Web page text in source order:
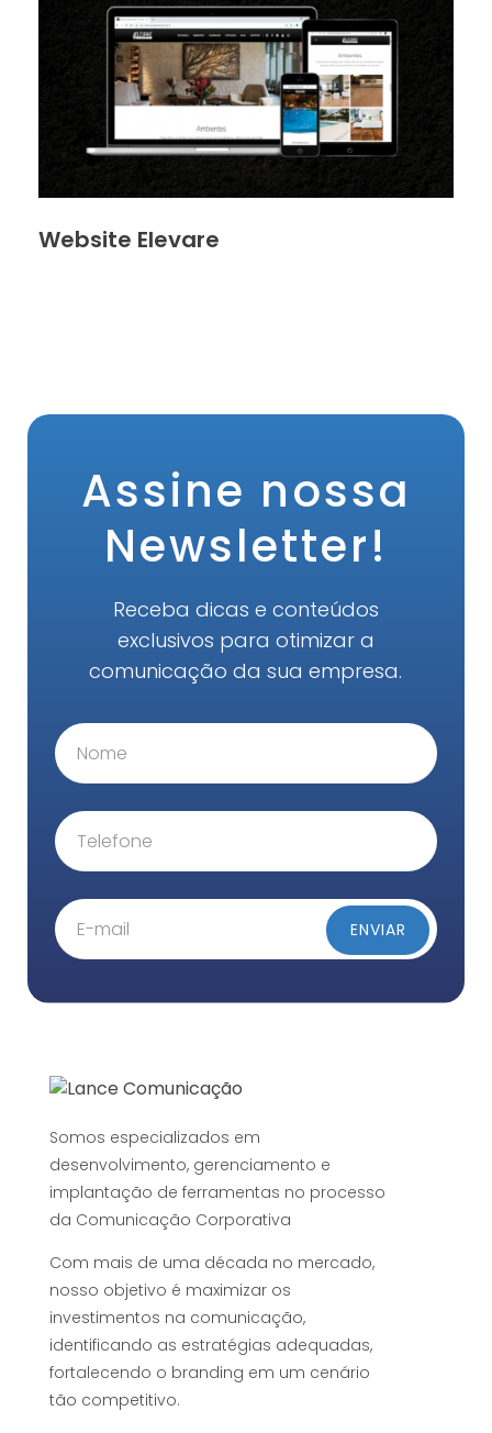
Website Elevare
Assine nossa
Newsletter!
Receba dicas e conteúdos
exclusivos para otimizar a
comunicação da sua empresa.
Somos especializados em
desenvolvimento, gerenciamento e
implantação de ferramentas no processo
da Comunicação Corporativa
Com mais de uma década no mercado,
nosso objetivo é maximizar os
investimentos na comunicação,
identificando as estratégias adequadas,
fortalecendo o branding em um cenário
tão competitivo.